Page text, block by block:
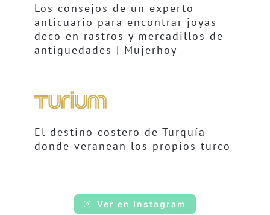
Los consejos de un experto
anticuario para encontrar joyas
deco en rastros y mercadillos de
antigüedades | Mujerhoy
El destino costero de Turquía
donde veranean los propios turco
Ver en Instagram